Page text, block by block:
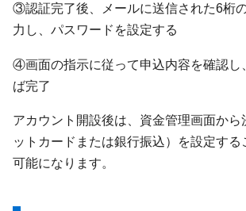
③認証完了後、メールに送信された6桁
力し、パスワードを設定する
④画面の指示に従って申込内容を確認し
ば完了
アカウント開設後は、資金管理画面から
ットカードまたは銀行振込）を設定す
可能になります。